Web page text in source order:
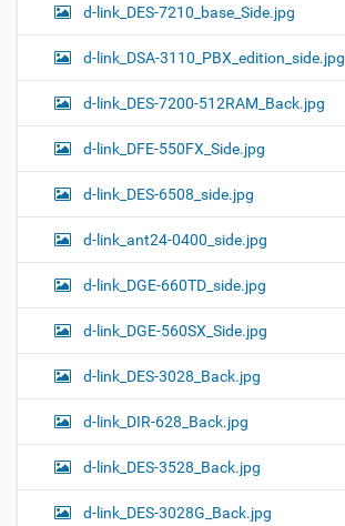
d-link_DES-7210_base_Side.jpg
d-link_DSA-3110_PBX_edition_side.jpg
d-link_DES-7200-512RAM_Back.jpg
d-link_DFE-550FX_Side.jpg
d-link_DES-6508_side.jpg
d-link_ant24-0400_side.jpg
d-link_DGE-660TD_side.jpg
d-link_DGE-560SX_Side.jpg
d-link_DES-3028_Back.jpg
d-link_DIR-628_Back.jpg
d-link_DES-3528_Back.jpg
d-link_DES-3028G_Back.jpg